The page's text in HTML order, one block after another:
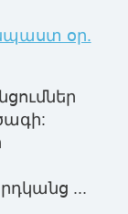
օր.
...